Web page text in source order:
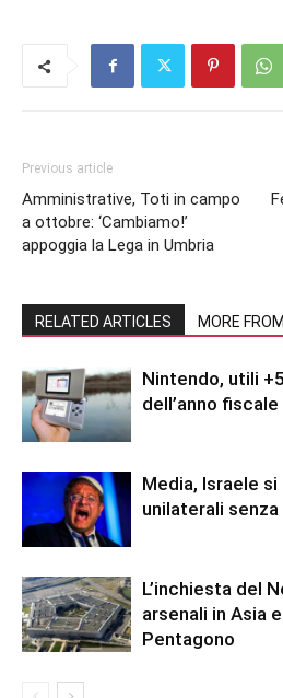
Previous article
Amministrative, Toti in campo
a ottobre: ‘Cambiamo!’
appoggia la Lega in Umbria
RELATED ARTICLES MORE
Nintendo, utili
dell’anno fiscale
Media, Israele
unilaterali senza
L’inchiesta del
arsenali in Asia
Pentagono